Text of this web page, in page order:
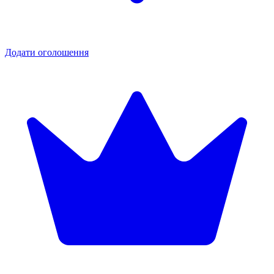
Додати оголошення